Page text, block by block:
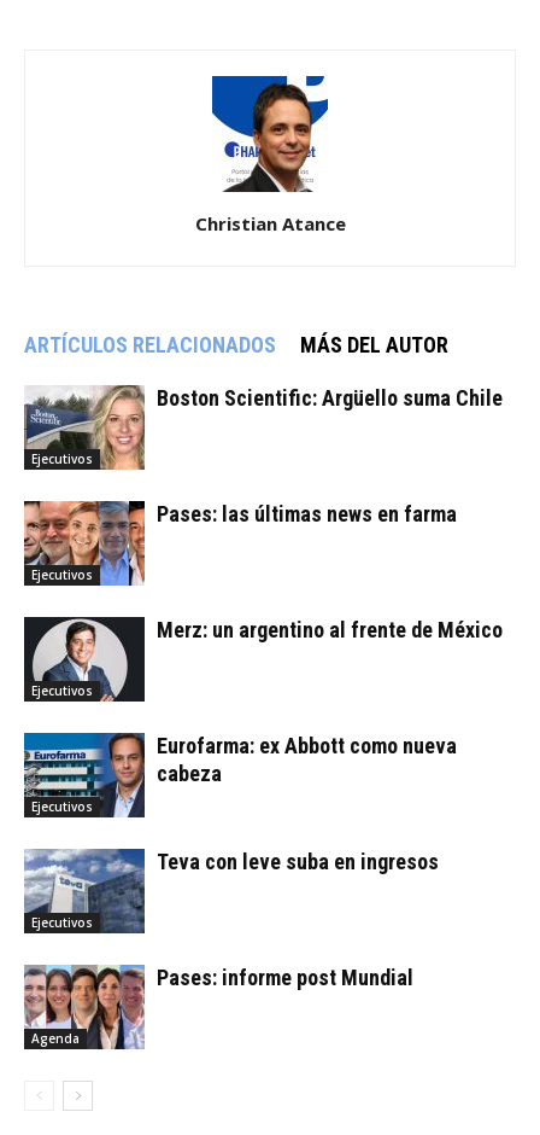
Christian Atance
ARTÍCULOS RELACIONADOS MÁS DEL AUTOR
Ejecutivos
Boston Scientific: Argüello suma Chile
Ejecutivos
Pases: las últimas news en farma
Ejecutivos
Merz: un argentino al frente de México
Ejecutivos
Eurofarma: ex Abbott como nueva
cabeza
Ejecutivos
Teva con leve suba en ingresos
Agenda
Pases: informe post Mundial